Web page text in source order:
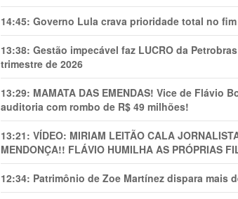
14:45: Governo Lula crava prioridade total no
13:38: Gestão impecável faz LUCRO da
trimestre de 2026
13:29: MAMATA DAS EMENDAS! Vice de Flávio
auditoria com rombo de R$ 49 milhões!
13:21: VÍDEO: MIRIAM LEITÃO CALA
MENDONÇA!! FLÁVIO HUMILHA AS PRÓPRIAS
12:34: Patrimônio de Zoe Martínez dispara mais